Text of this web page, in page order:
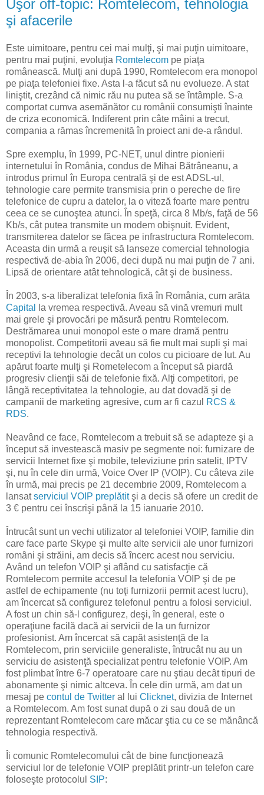
Uşor off-topic: Romtelecom, tehnologia
şi afacerile
Este uimitoare, pentru cei mai mulţi, şi mai puţin uimitoare,
pentru mai puţini, evoluţia Romtelecom pe piaţa
românească. Mulţi ani după 1990, Romtelecom era monopol
pe piaţa telefoniei fixe. Asta l-a făcut să nu evolueze. A stat
liniştit, crezând că nimic rău nu putea să se întâmple. S-a
comportat cumva asemănător cu românii consumişti înainte
de criza economică. Indiferent prin câte mâini a trecut,
compania a rămas încremenită în proiect ani de-a rândul.
Spre exemplu, în 1999, PC-NET, unul dintre pionierii
internetului în România, condus de Mihai Bătrâneanu, a
introdus primul în Europa centrală şi de est ADSL-ul,
tehnologie care permite transmisia prin o pereche de fire
telefonice de cupru a datelor, la o viteză foarte mare pentru
ceea ce se cunoştea atunci. În speţă, circa 8 Mb/s, faţă de 56
Kb/s, cât putea transmite un modem obişnuit. Evident,
transmiterea datelor se făcea pe infrastructura Romtelecom.
Aceasta din urmă a reuşit să lanseze comercial tehnologia
respectivă de-abia în 2006, deci după nu mai puţin de 7 ani.
Lipsă de orientare atât tehnologică, cât şi de business.
În 2003, s-a liberalizat telefonia fixă în România, cum arăta
Capital
la vremea respectivă. Aveau să vină vremuri mult
mai grele şi provocări pe măsură pentru Romtelecom.
Destrămarea unui monopol este o mare dramă pentru
monopolist. Competitorii aveau să fie mult mai supli şi mai
receptivi la tehnologie decât un colos cu picioare de lut. Au
apărut foarte mulţi şi Rometelecom a început să piardă
progresiv clienţii săi de telefonie fixă. Alţi competitori, pe
lângă receptivitatea la tehnologie, au dat dovadă şi de
campanii de marketing agresive, cum ar fi cazul
RCS &
RDS.
Neavând ce face, Romtelecom a trebuit să se adapteze şi a
început să investească masiv pe segmente noi: furnizare de
servicii Internet fixe şi mobile, televiziune prin satelit, IPTV
şi, nu în cele din urmă, Voice Over IP (VOIP). Cu câteva zile
în urmă, mai precis pe 21 decembrie 2009, Romtelecom a
lansatserviciul VOIP preplătitşi a decis să ofere un credit de
3 € pentru cei înscrişi până la 15 ianuarie 2010.
Întrucât sunt un vechi utilizator al telefoniei VOIP, familie din
care face parte Skype şi multe alte servicii ale unor furnizori
români şi străini, am decis să încerc acest nou serviciu.
Având un telefon VOIP şi aflând cu satisfacţie că
Romtelecom permite accesul la telefonia VOIP şi de pe
astfel de echipamente (nu toţi furnizorii permit acest lucru),
am încercat să configurez telefonul pentru a folosi serviciul.
A fost un chin să-l configurez, deşi, în general, este o
operaţiune facilă dacă ai servicii de la un furnizor
profesionist. Am încercat să capăt asistenţă de la
Romtelecom, prin serviciile generaliste, întrucât nu au un
serviciu de asistenţă specializat pentru telefonie VOIP. Am
fost plimbat între 6-7 operatoare care nu ştiau decât tipuri de
abonamente şi nimic altceva. În cele din urmă, am dat un
mesaj pe contul de Twitter al lui Clicknet, divizia de Internet
a Romtelecom. Am fost sunat după o zi sau două de un
reprezentant Romtelecom care măcar ştia cu ce se mănâncă
tehnologia respectivă.
Îi comunic Romtelecomului cât de bine funcţionează
serviciul lor de telefonie VOIP preplătit printr-un telefon care
foloseşte protocolul SIP: